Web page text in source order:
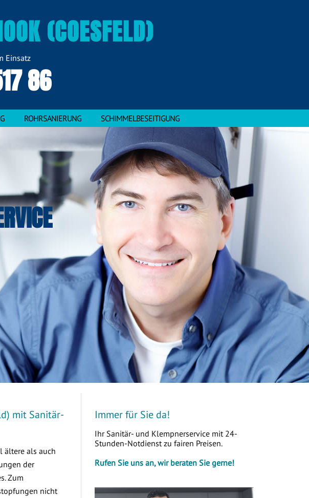
(COESFELD)
Einsatz
86
ROHRSANIERUNG SCHIMMELBESEITIGUNG
mit Sanitär-
ältere als auch
der
Zum
nicht
Immer für Sie da!
Ihr Sanitär- und Klempnerservice mit 24-
Stunden-Notdienst zu fairen Preisen.
Rufen Sie uns an, wir beraten Sie gerne!